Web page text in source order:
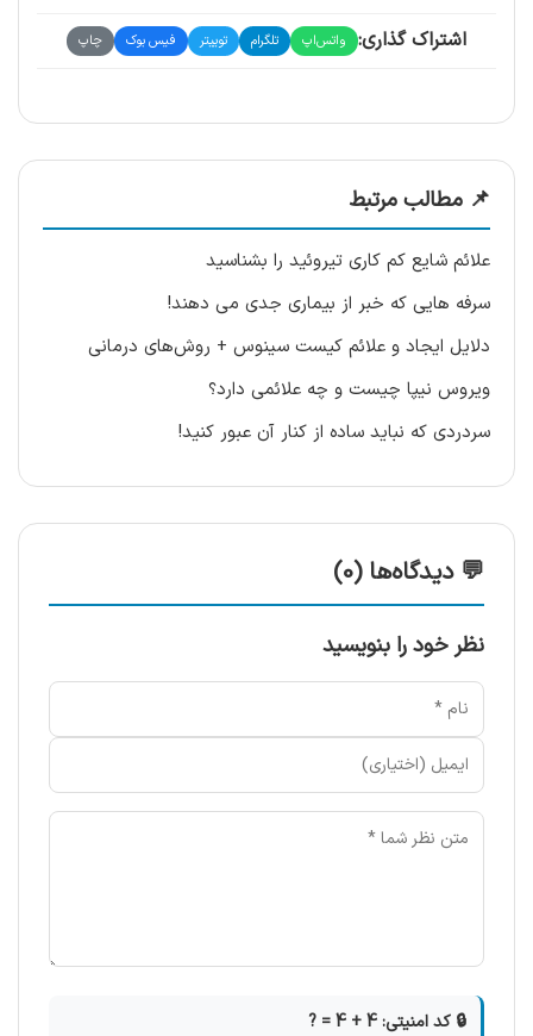
اشتراک گذاری: واتس‌اپ تلگرام توییتر فیس بوک چاپ
📌 مطالب مرتبط
علائم شایع کم کاری تیروئید را بشناسید
سرفه هایی که خبر از بیماری جدی می دهند!
دلایل ایجاد و علائم کیست سینوس + روش‌های درمانی
ویروس نیپا چیست و چه علائمی دارد؟
سردردی که نباید ساده از کنار آن عبور کنید!
💬 دیدگاه‌ها (0)
نظر خود را بنویسید
🔒 کد امنیتی: 4 + 4 = ?